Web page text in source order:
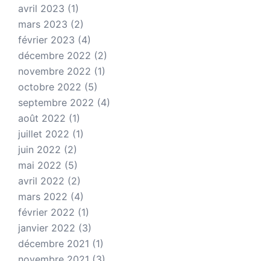
avril 2023 (1)
mars 2023 (2)
février 2023 (4)
décembre 2022 (2)
novembre 2022 (1)
octobre 2022 (5)
septembre 2022 (4)
août 2022 (1)
juillet 2022 (1)
juin 2022 (2)
mai 2022 (5)
avril 2022 (2)
mars 2022 (4)
février 2022 (1)
janvier 2022 (3)
décembre 2021 (1)